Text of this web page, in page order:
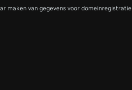
maken van gegevens voor domeinregistratie